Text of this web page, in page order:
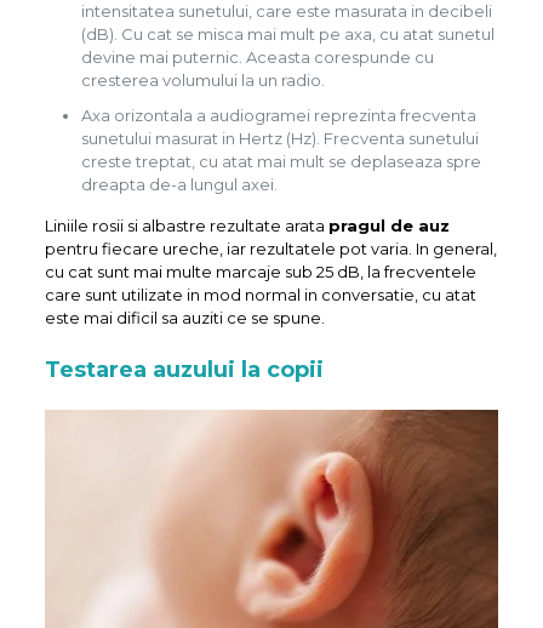
intensitatea sunetului, care este masurata in decibeli
(dB). Cu cat se misca mai mult pe axa, cu atat sunetul
devine mai puternic. Aceasta corespunde cu
cresterea volumului la un radio.
Axa orizontala a audiogramei reprezinta frecventa
sunetului masurat in Hertz (Hz). Frecventa sunetului
creste treptat, cu atat mai mult se deplaseaza spre
dreapta de-a lungul axei.
Liniile rosii si albastre rezultate arata pragul de auz
pentru fiecare ureche, iar rezultatele pot varia. In general,
cu cat sunt mai multe marcaje sub 25 dB, la frecventele
care sunt utilizate in mod normal in conversatie, cu atat
este mai dificil sa auziti ce se spune.
Testarea auzului la copii